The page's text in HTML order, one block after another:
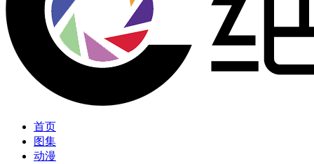
首页
图集
动漫